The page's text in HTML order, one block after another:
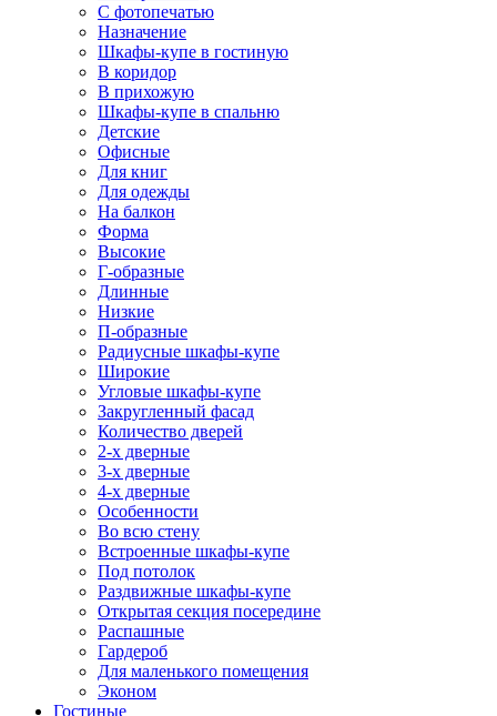
С фотопечатью
Назначение
Шкафы-купе в гостиную
В коридор
В прихожую
Шкафы-купе в спальню
Детские
Офисные
Для книг
Для одежды
На балкон
Форма
Высокие
Г-образные
Длинные
Низкие
П-образные
Радиусные шкафы-купе
Широкие
Угловые шкафы-купе
Закругленный фасад
Количество дверей
2-х дверные
3-х дверные
4-х дверные
Особенности
Во всю стену
Встроенные шкафы-купе
Под потолок
Раздвижные шкафы-купе
Открытая секция посередине
Распашные
Гардероб
Для маленького помещения
Эконом
Гостиные